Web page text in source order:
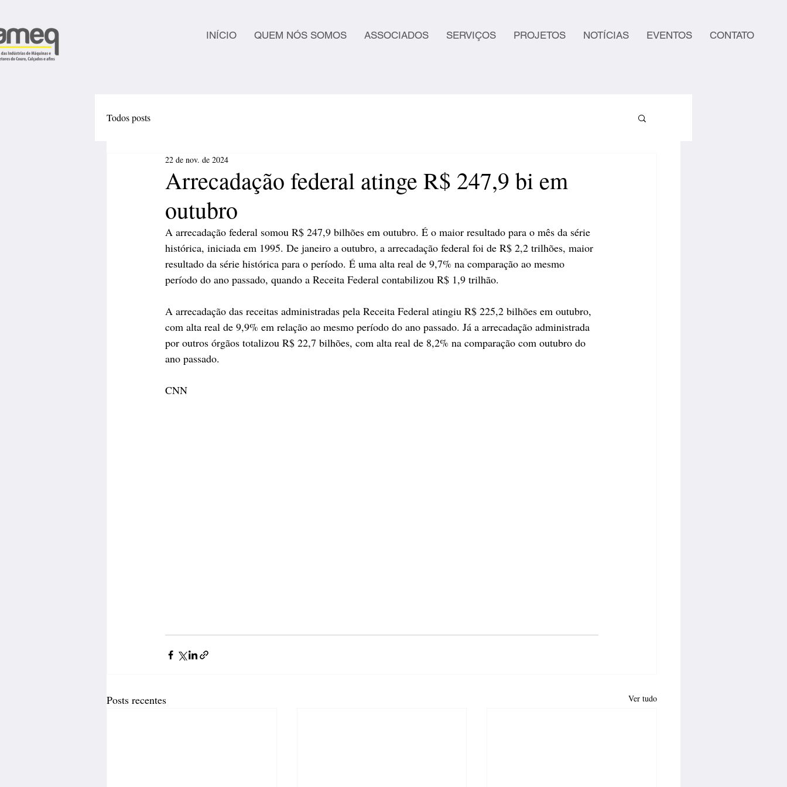
INÍCIO QUEM NÓS SOMOS ASSOCIADOS SERVIÇOS PROJETOS NOTÍCIAS EVENTOS CONTATO
Todos posts
Arrecadação federal atinge R$ 247,9 bi em
outubro
22 de nov. de 2024
A arrecadação federal somou R$ 247,9 bilhões em outubro. É o maior resultado para o mês da série
histórica, iniciada em 1995. De janeiro a outubro, a arrecadação federal foi de R$ 2,2 trilhões, maior
resultado da série histórica para o período. É uma alta real de 9,7% na comparação ao mesmo
período do ano passado, quando a Receita Federal contabilizou R$ 1,9 trilhão.
A arrecadação das receitas administradas pela Receita Federal atingiu R$ 225,2 bilhões em outubro,
com alta real de 9,9% em relação ao mesmo período do ano passado. Já a arrecadação administrada
por outros órgãos totalizou R$ 22,7 bilhões, com alta real de 8,2% na comparação com outubro do
ano passado.
CNN
Posts recentes Ver tudo